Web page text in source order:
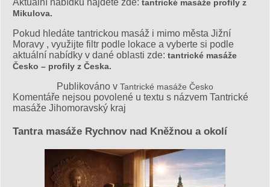
tantrické masáže profily z
Mikulova.
Pokud hledáte tantrickou masáž i mimo města Jižní
Moravy , využijte filtr podle lokace a vyberte si podle
aktuální nabídky v dané oblasti zde: tantrické masáže
Česko – profily z Česka.
Publikováno v Tantrické masáže Česko
Komentáře nejsou povolené u textu s názvem Tantrické
masáže Jihomoravský kraj
Tantra masáže Rychnov nad Kněžnou a okolí